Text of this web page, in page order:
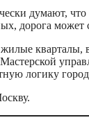
думают,
дорога
кварталы,
логику